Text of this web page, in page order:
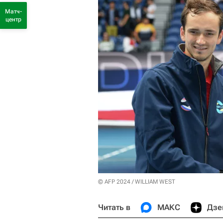
© AFP 2024 / WILLIAM WEST
Читать в МАКС
Матч-
центр